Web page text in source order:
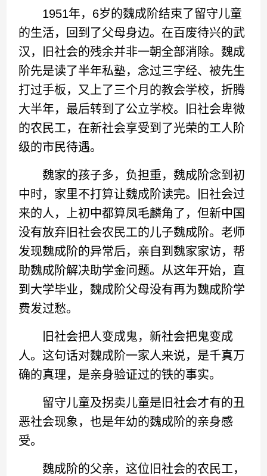
1951年，6岁的魏成阶结束了留守儿童
的生活，回到了父母身边。在百废待兴的武
汉，旧社会的残余并非一朝全部消除。魏成
阶先是读了半年私塾，念过三字经、被先生
打过手板，又上了三个月的教会学校，折腾
大半年，最后转到了公立学校。旧社会卑微
的农民工，在新社会享受到了光荣的工人阶
级的市民待遇。
魏家的孩子多，负担重，魏成阶念到初
中时，家里不打算让魏成阶读完。旧社会过
来的人，上初中都算凤毛麟角了，但新中国
没有放弃旧社会农民工的儿子魏成阶。老师
发现魏成阶的异常后，亲自到魏家家访，帮
助魏成阶解决助学金问题。从这年开始，直
到大学毕业，魏成阶父母没有再为魏成阶学
费发过愁。
旧社会把人变成鬼，新社会把鬼变成
人。这句话对魏成阶一家人来说，是千真万
确的真理，是亲身验证过的铁的事实。
留守儿童及拐卖儿童是旧社会才有的丑
恶社会现象，也是年幼的魏成阶的亲身感
受。
魏成阶的父亲，这位旧社会的农民工，